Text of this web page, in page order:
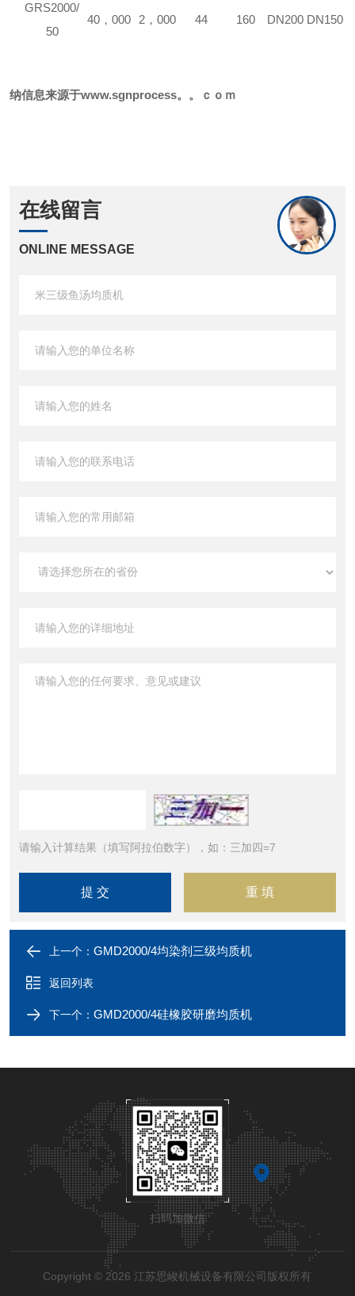
GRS2000/
50
40， 000 2， 000 44 160 DN200 DN150
纳信息来源于www.sgnprocess。。ｃｏｍ
在线留言
ONLINE MESSAGE
请输入计算结果（填写阿拉伯数字），如：三加四=7
上一个： GMD2000/4均染剂三级均质机
返回列表
下一个： GMD2000/4硅橡胶研磨均质机
扫码加微信
Copyright © 2026 江苏思峻机械设备有限公司版权所有